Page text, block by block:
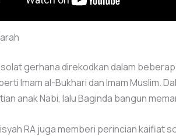
gerhana direkodkan dalam
Imam al-Bukhari dan Imam Muslim.
anak Nabi, lalu Baginda bangun
RA juga memberi perincian kaifiat